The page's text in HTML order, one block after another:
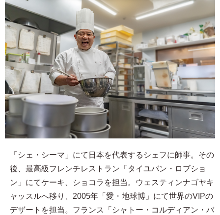
「シェ・シーマ」にて日本を代表するシェフに師事。その
後、最高級フレンチレストラン「タイユバン・ロブショ
ン」にてケーキ、ショコラを担当。ウェスティンナゴヤキ
ャッスルへ移り、2005年「愛・地球博」にて世界のVIPの
デザートを担当。フランス「シャトー・コルディアン・バ